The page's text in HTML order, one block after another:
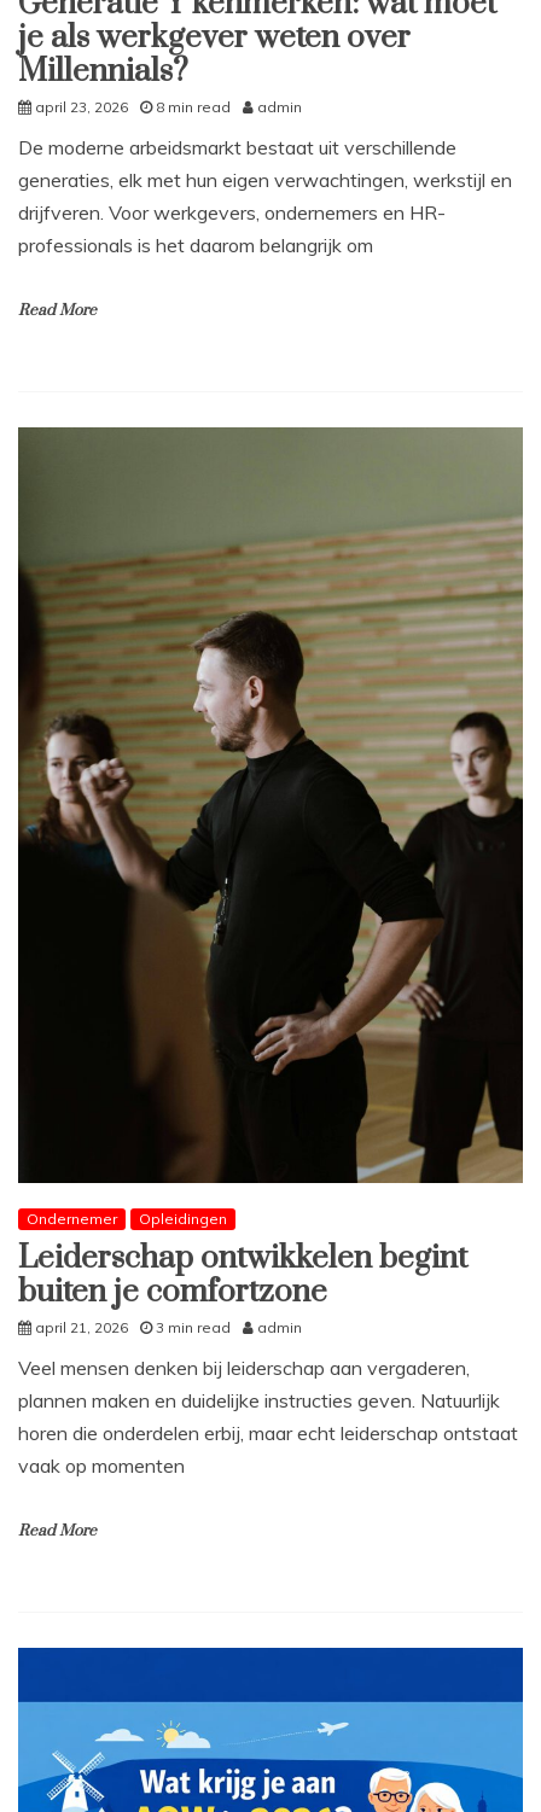
je als werkgever weten over
Millennials?
april 23, 2026 8 min read admin
De moderne arbeidsmarkt bestaat uit verschillende
generaties, elk met hun eigen verwachtingen, werkstijl en
drijfveren. Voor werkgevers, ondernemers en HR-
professionals is het daarom belangrijk om
Read More
Ondernemer Opleidingen
Leiderschap ontwikkelen begint
buiten je comfortzone
april 21, 2026 3 min read admin
Veel mensen denken bij leiderschap aan vergaderen,
plannen maken en duidelijke instructies geven. Natuurlijk
horen die onderdelen erbij, maar echt leiderschap ontstaat
vaak op momenten
Read More